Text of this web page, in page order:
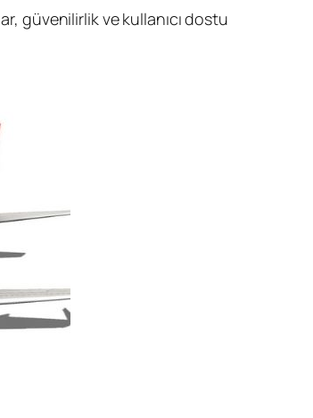
güvenilirlik ve kullanıcı dostu